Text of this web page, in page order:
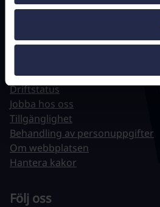
Driftstatus
Jobba hos oss
Tillgänglighet
Behandling av personuppgifter
Om webbplatsen
Hantera kakor
Följ oss